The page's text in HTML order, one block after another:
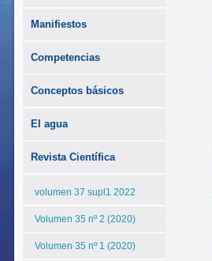
Manifiestos
Competencias
Conceptos básicos
El agua
Revista Científica
volumen 37 supl1 2022
Volumen 35 nº 2 (2020)
Volumen 35 nº 1 (2020)